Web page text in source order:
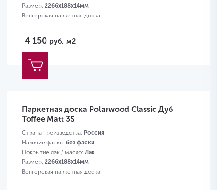
Размер: 2266х188х14мм
Венгерская паркетная доска
4 150 руб. м2
Паркетная доска Polarwood Classic Дуб
Toffee Matt 3S
Страна производства: Россия
Наличие фаски: без фаски
Покрытие лак / масло: Лак
Размер: 2266х188х14мм
Венгерская паркетная доска